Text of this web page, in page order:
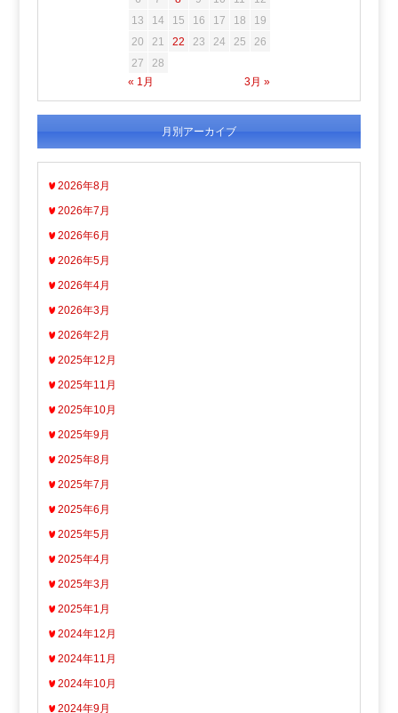
« 1月 3月 »
13
14 15 16 17 18
19
20
21 22 23 24 25
26
27
28
月別アーカイブ
2026年8月
2026年7月
2026年6月
2026年5月
2026年4月
2026年3月
2026年2月
2025年12月
2025年11月
2025年10月
2025年9月
2025年8月
2025年7月
2025年6月
2025年5月
2025年4月
2025年3月
2025年1月
2024年12月
2024年11月
2024年10月
2024年9月